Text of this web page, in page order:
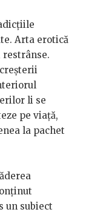
Arta erotică
restrânse.
li se
pe viață,
la pachet
un subiect